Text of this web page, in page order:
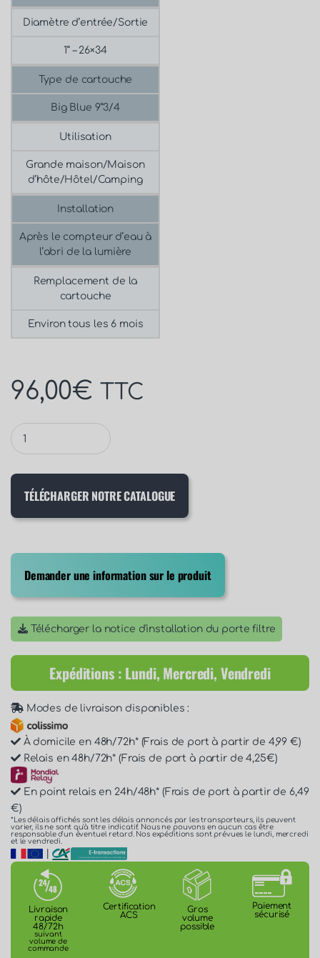
Diamètre d’entrée/Sortie
1” – 26×34
Type de cartouche
Big Blue 9”3/4
Utilisation
Grande maison/Maison
d’hôte/Hôtel/Camping
Installation
Après le compteur d’eau à
l’abri de la lumière
Remplacement de la
cartouche
Environ tous les 6 mois
96,00€ TTC
TÉLÉCHARGER NOTRE CATALOGUE
Demander une information sur le produit
Télécharger la notice d'installation du porte filtre
Expéditions : Lundi, Mercredi, Vendredi
Modes de livraison disponibles :
À domicile en 48h/72h* (Frais de port à partir de 4,99 €)
Relais en 48h/72h* (Frais de port à partir de 4,25€)
En point relais en 24h/48h* (Frais de port à partir de 6,49
€)
*Les délais affichés sont les délais annoncés par les transporteurs, ils peuvent
varier, ils ne sont qu'à titre indicatif. Nous ne pouvons en aucun cas être
responsable d'un éventuel retard. Nos expéditions sont prévues le lundi, mercredi
et le vendredi.
Livraison
rapide
48/72h
suivant
volume de
commande
Certification
ACS
Gros
volume
possible
Paiement
sécurisé